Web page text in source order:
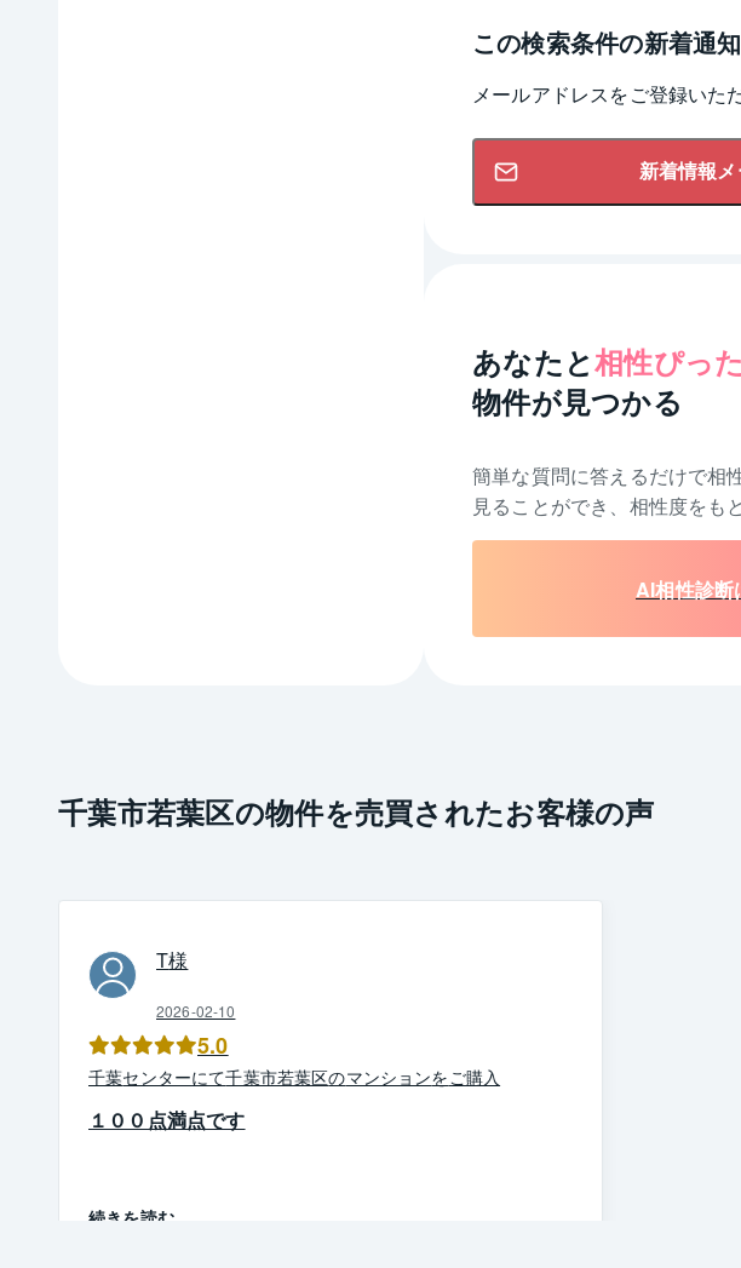
この検索条件の新着通
メールアドレスをご登録いた
新着情報
あなたと相性ぴっ
物件が見つかる
簡単な質問に答えるだけで相
見ることができ、相性度をも
AI相性診断
千葉市若葉区の物件を売買されたお客様の声
T様
2026-02-10
5.0
千葉センターにて千葉市若葉区のマンションをご購入
１００点満点です
続きを読む